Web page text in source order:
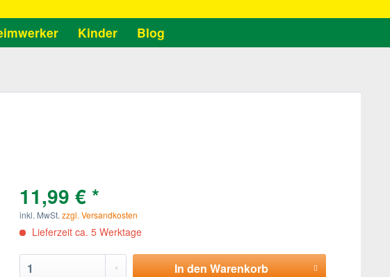
Kinder Blog
11,99 € *
inkl. MwSt.zzgl. Versandkosten
Lieferzeit ca. 5 Werktage
In denWarenkorb